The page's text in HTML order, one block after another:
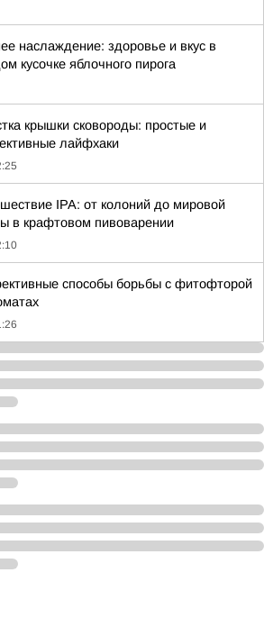
наслаждение: здоровье и вкус в
кусочке яблочного пирога
крышки сковороды: простые и
лайфхаки
IPA: от колоний до мировой
в крафтовом пивоварении
способы борьбы с фитофторой